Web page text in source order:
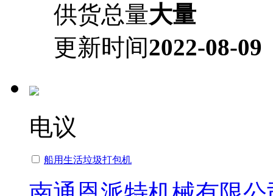
供货总量大量
更新时间2022-08-09
电议
船用生活垃圾打包机